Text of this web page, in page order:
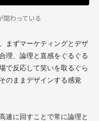
わっている
まずマーケティングとデザ
理、論理と直感をぐるぐる
で反応して笑いを取るぐら
のままデザインする感覚
速に回すことで常に論理と